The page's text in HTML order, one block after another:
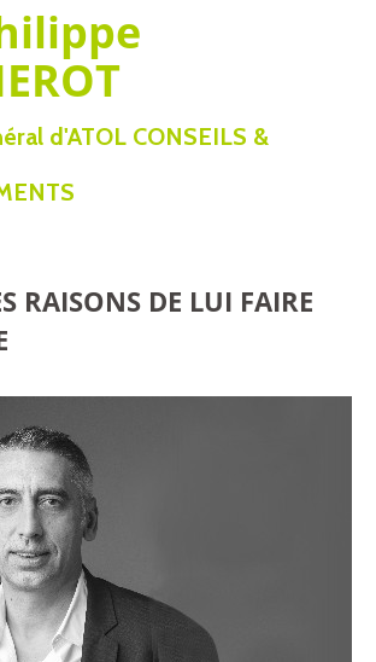
d'ATOL CONSEILS &
RAISONS DE LUI FAIRE